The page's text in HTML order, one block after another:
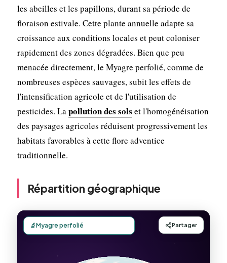
les abeilles et les papillons, durant sa période de
floraison estivale. Cette plante annuelle adapte sa
croissance aux conditions locales et peut coloniser
rapidement des zones dégradées. Bien que peu
menacée directement, le Myagre perfolié, comme de
nombreuses espèces sauvages, subit les effets de
l'intensification agricole et de l'utilisation de
pesticides. Lapollution des sols et l'homogénéisation
des paysages agricoles réduisent progressivement les
habitats favorables à cette flore adventice
traditionnelle.
Répartition géographique